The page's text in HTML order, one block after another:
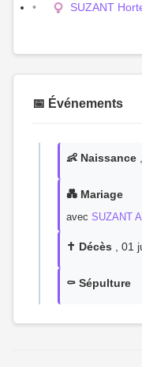
SUZANT
📅 Événements
👶 Naissance
💑 Mariage
avec SUZANT
✝️ Décès , 01
⚰️ Sépulture